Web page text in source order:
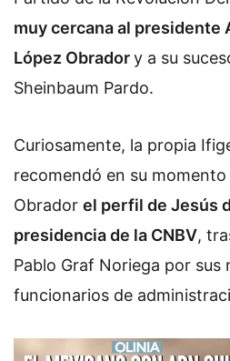
muy cercana al presidente
López Obradory a su
Sheinbaum Pardo.
Curiosamente, la propia
recomendó en su
Obrador el perfil de Jesús
presidencia de la CNBV,
Pablo Graf Noriega por sus
funcionarios de